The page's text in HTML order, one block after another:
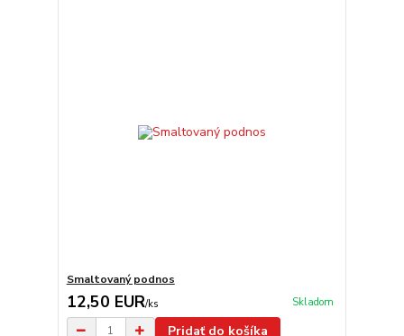
Smaltovaný podnos
12,50 EUR/ks Skladom
Pridať do košíka